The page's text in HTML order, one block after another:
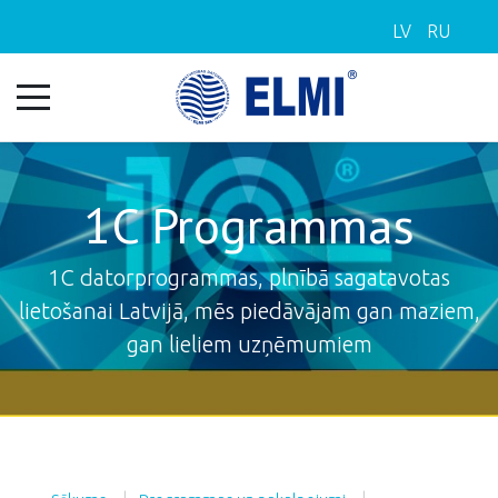
LV RU
1C Programmas
1C datorprogrammas, plnībā sagatavotas
lietošanai Latvijā, mēs piedāvājam gan maziem,
gan lieliem uzņēmumiem